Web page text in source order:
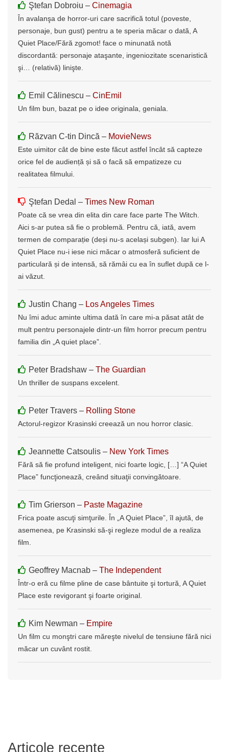
Ştefan Dobroiu – Cinemagia
În avalanşa de horror-uri care sacrifică totul (poveste,
personaje, bun gust) pentru a te speria măcar o dată, A
Quiet Place/Fără zgomot! face o minunată notă
discordantă: personaje ataşante, ingeniozitate scenaristică
şi… (relativă) linişte.
Emil Călinescu – CinEmil
Un film bun, bazat pe o idee originala, geniala.
Răzvan C-tin Dincă – MovieNews
Este uimitor cât de bine este făcut astfel încât să capteze
orice fel de audiență și să o facă să empatizeze cu
realitatea filmului.
Ştefan Dedal – Times New Roman
Poate că se vrea din elita din care face parte The Witch.
Aici s-ar putea să fie o problemă. Pentru că, iată, avem
termen de comparație (deși nu-s același subgen). Iar lui A
Quiet Place nu-i iese nici măcar o atmosferă suficient de
particulară și de intensă, să rămâi cu ea în suflet după ce l-
ai văzut.
Justin Chang – Los Angeles Times
Nu îmi aduc aminte ultima dată în care mi-a păsat atât de
mult pentru personajele dintr-un film horror precum pentru
familia din „A quiet place”.
Peter Bradshaw – The Guardian
Un thriller de suspans excelent.
Peter Travers – Rolling Stone
Actorul-regizor Krasinski creează un nou horror clasic.
Jeannette Catsoulis – New York Times
Fără să fie profund inteligent, nici foarte logic, […] “A Quiet
Place” funcţionează, creând situaţii convingătoare.
Tim Grierson – Paste Magazine
Frica poate ascuţi simţurile. În „A Quiet Place”, îl ajută, de
asemenea, pe Krasinski să-şi regleze modul de a realiza
film.
Geoffrey Macnab – The Independent
Într-o eră cu filme pline de case bântuite şi tortură, A Quiet
Place este revigorant şi foarte original.
Kim Newman – Empire
Un film cu monştri care măreşte nivelul de tensiune fără nici
măcar un cuvânt rostit.
Articole recente